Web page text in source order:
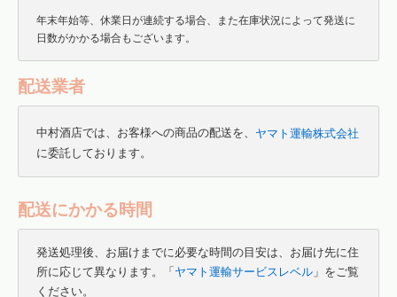
年末年始等、休業日が連続する場合、また在庫状況によって発送に
日数がかかる場合もございます。
配送業者
中村酒店では、お客様への商品の配送を、 ヤマト運輸株式会社
に委託しております。
配送にかかる時間
発送処理後、お届けまでに必要な時間の目安は、お届け先に住
所に応じて異なります。「 ヤマト運輸サービスレベル 」をご覧
ください。